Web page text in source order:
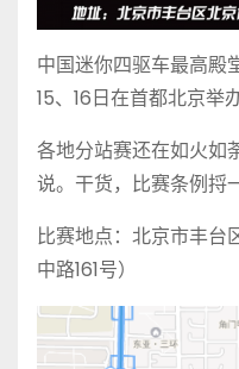
中国迷你四驱车最高殿
15、16日在首都北京举办
各地分站赛还在如火如
说。干货，比赛条例捋
比赛地点：北京市丰台
中路161号）